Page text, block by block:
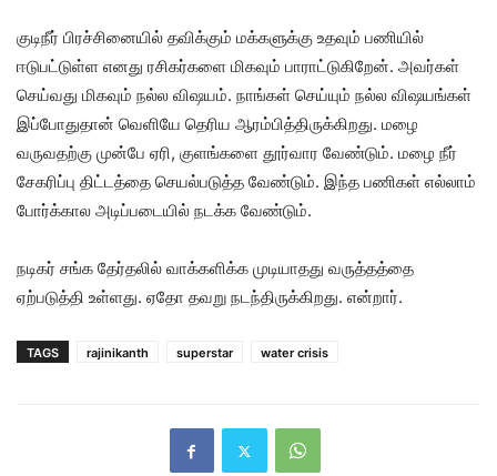
குடிநீர் பிரச்சினையில் தவிக்கும் மக்களுக்கு உதவும் பணியில்
ஈடுபட்டுள்ள எனது ரசிகர்களை மிகவும் பாராட்டுகிறேன். அவர்கள்
செய்வது மிகவும் நல்ல விஷயம். நாங்கள் செய்யும் நல்ல விஷயங்கள்
இப்போதுதான் வெளியே தெரிய ஆரம்பித்திருக்கிறது. மழை
வருவதற்கு முன்பே ஏரி, குளங்களை தூர்வார வேண்டும். மழை நீர்
சேகரிப்பு திட்டத்தை செயல்படுத்த வேண்டும். இந்த பணிகள் எல்லாம்
போர்க்கால அடிப்படையில் நடக்க வேண்டும்.
நடிகர் சங்க தேர்தலில் வாக்களிக்க முடியாதது வருத்தத்தை
ஏற்படுத்தி உள்ளது. ஏதோ தவறு நடந்திருக்கிறது. என்றார்.
TAGS rajinikanth superstar water crisis